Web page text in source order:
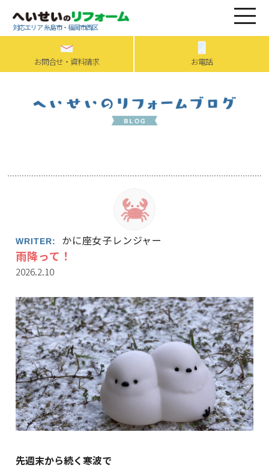
対応エリア 糸島市・福岡市西区
お問合せ・資料請求 お電話
WRITER: かに座女子レンジャー
雨降って！
2026.2.10
先週末から続く寒波で